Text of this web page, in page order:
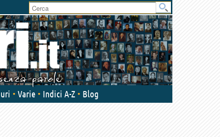
User
area
Varie Indici A-Z Blog